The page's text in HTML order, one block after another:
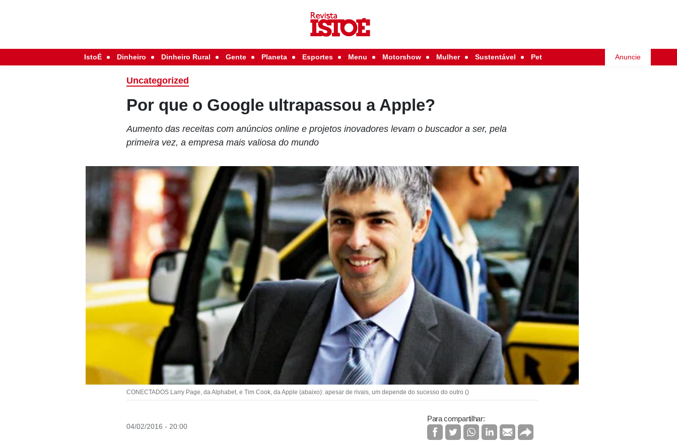
IstoÉ Dinheiro Dinheiro Rural Gente Planeta Esportes Menu Motorshow Mulher Sustentável Pet Anuncie
Uncategorized
Por que o Google ultrapassou a Apple?
Aumento das receitas com anúncios online e projetos inovadores levam o buscador a ser, pela
primeira vez, a empresa mais valiosa do mundo
CONECTADOS Larry Page, da Alphabet, e Tim Cook, da Apple (abaixo): apesar de rivais, um depende do sucesso do outro ()
04/02/2016 - 20:00
Para compartilhar: